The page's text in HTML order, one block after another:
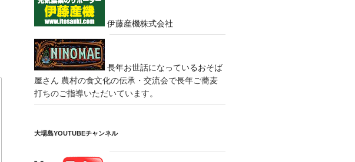
伊藤産機株式会社
長年お世話になっているおそば
屋さん 農村の食文化の伝承・交流会で長年ご蕎麦
打ちのご指導いただいています。
大場島YOUTUBEチャンネル